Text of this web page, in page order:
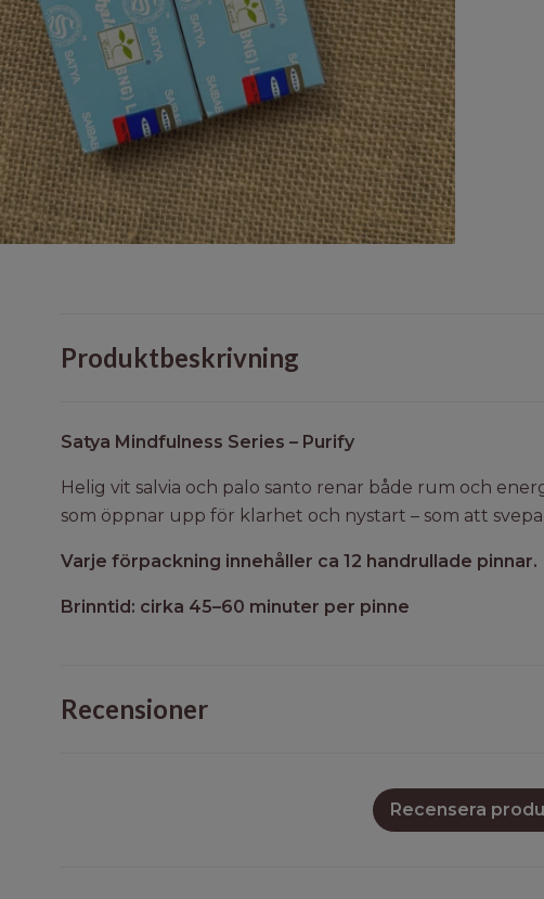
Produktbeskrivning
Satya Mindfulness Series – Purify
Helig vit salvia och palo santo renar både rum och
som öppnar upp för klarhet och nystart – som att
Varje förpackning innehåller ca 12 handrullade pinnar.
Brinntid: cirka 45–60 minuter per pinne
Recensioner
Recensera